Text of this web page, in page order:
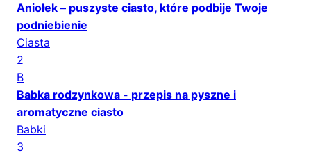
Aniołek – puszyste ciasto, które podbije Twoje
podniebienie
Ciasta
2
B
Babka rodzynkowa - przepis na pyszne i
aromatyczne ciasto
Babki
3